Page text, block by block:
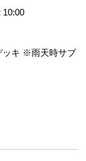
10:00
ッキ ※雨天時サブ